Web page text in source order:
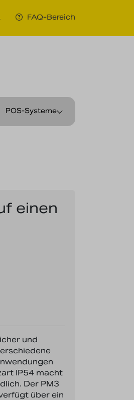
FAQ-Bereich
POS-Systeme
einen
und
IP54 macht
Der PM3
über ein